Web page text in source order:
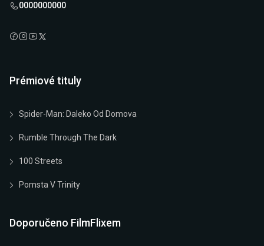
0000000000
Prémiové tituly
Spider-Man: Daleko Od Domova
Rumble Through The Dark
100 Streets
Pomsta V Trinity
Doporučeno FilmFlixem